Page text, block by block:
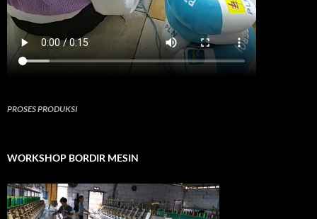
PROSES PRODUKSI
WORKSHOP BORDIR MESIN